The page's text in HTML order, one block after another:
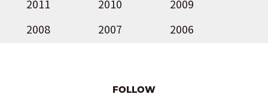
2011
2010
2009
2008
2007 2006
FOLLOW